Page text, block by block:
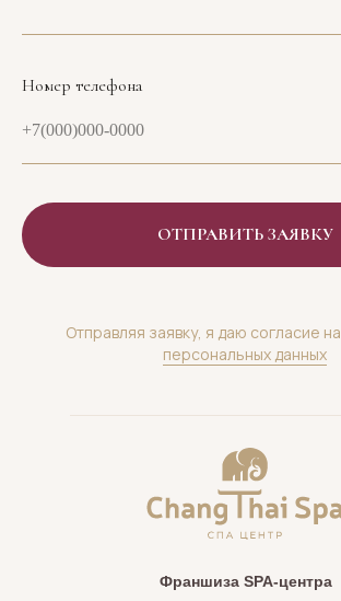
Номер телефона
ОТПРАВИТЬ ЗАЯВКУ
Отправляя заявку, я даю согласие на
персональных данных
Франшиза SPA-центра